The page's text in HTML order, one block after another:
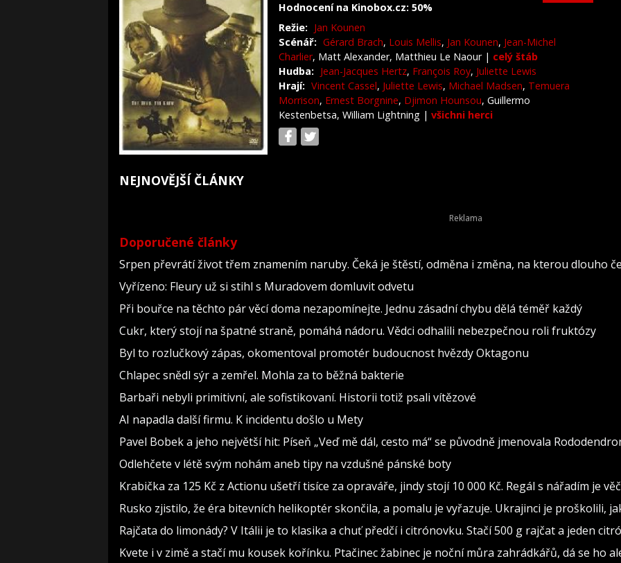
Hodnocení na Kinobox.cz: 50%
Režie: Jan Kounen
Scénář: Gérard Brach, Louis Mellis, Jan Kounen, Jean-Michel
Charlier, Matt Alexander, Matthieu Le Naour | celý štáb
Hudba: Jean-Jacques Hertz, François Roy, Juliette Lewis
Hrají: Vincent Cassel, Juliette Lewis, Michael Madsen, Temuera
Morrison, Ernest Borgnine, Djimon Hounsou, Guillermo
Kestenbetsa, William Lightning | všichni herci
NEJNOVĚJŠÍ ČLÁNKY
Doporučené články
Srpen převrátí život třem znamením naruby. Čeká je štěstí, odměna i změna, na kterou dlouho
Vyřízeno: Fleury už si stihl s Muradovem domluvit odvetu
Při bouřce na těchto pár věcí doma nezapomínejte. Jednu zásadní chybu dělá téměř každý
Cukr, který stojí na špatné straně, pomáhá nádoru. Vědci odhalili nebezpečnou roli fruktózy
Byl to rozlučkový zápas, okomentoval promotér budoucnost hvězdy Oktagonu
Chlapec snědl sýr a zemřel. Mohla za to běžná bakterie
Barbaři nebyli primitivní, ale sofistikovaní. Historii totiž psali vítězové
AI napadla další firmu. K incidentu došlo u Mety
Pavel Bobek a jeho největší hit: Píseň „Veď mě dál, cesto má“ se původně jmenovala
Odlehčete v létě svým nohám aneb tipy na vzdušné pánské boty
Krabička za 125 Kč z Actionu ušetří tisíce za opraváře, jindy stojí 10 000 Kč. Regál s nářadím je
Rusko zjistilo, že éra bitevních helikoptér skončila, a pomalu je vyřazuje. Ukrajinci je proškolili,
Rajčata do limonády? V Itálii je to klasika a chuť předčí i citrónovku. Stačí 500 g rajčat a jeden
Kvete i v zimě a stačí mu kousek kořínku. Ptačinec žabinec je noční můra zahrádkářů, dá se ho